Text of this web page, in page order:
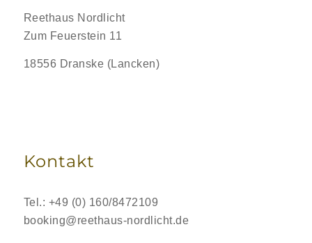
Reethaus Nordlicht
Zum Feuerstein 11
18556 Dranske (Lancken)
Kontakt
Tel.: +49 (0) 160/8472109
booking@reethaus-nordlicht.de